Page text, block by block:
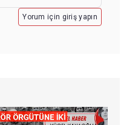
Yorum için giriş yapın